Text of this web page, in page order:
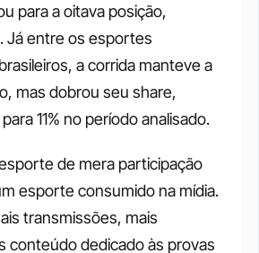
para a oitava posição,
Já entre os esportes
a corrida manteve a
mas dobrou seu share,
11% no período analisado.
de mera participação
esporte consumido na mídia.
transmissões, mais
conteúdo dedicado às provas